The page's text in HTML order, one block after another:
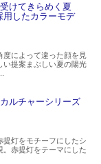
けてきらめく夏
用したカラーモデ
によって違った顔を見
い提案まぶしい夏の陽光
ルチャーシリーズ
提灯をモチーフにしたシ
。赤提灯をテーマにした